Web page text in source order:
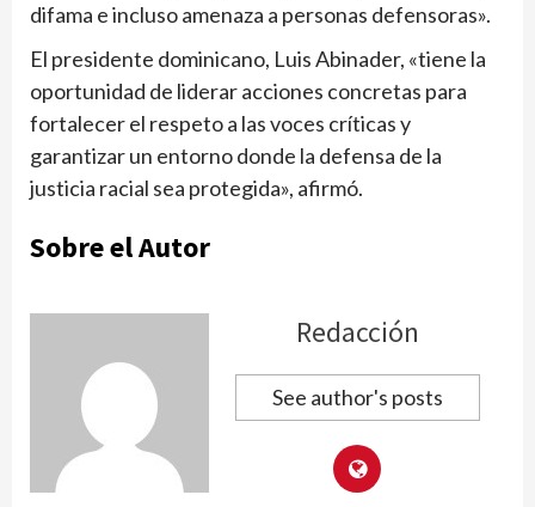
difama e incluso amenaza a personas defensoras».
El presidente dominicano, Luis Abinader, «tiene la
oportunidad de liderar acciones concretas para
fortalecer el respeto a las voces críticas y
garantizar un entorno donde la defensa de la
justicia racial sea protegida», afirmó.
Sobre el Autor
Redacción
See author's posts